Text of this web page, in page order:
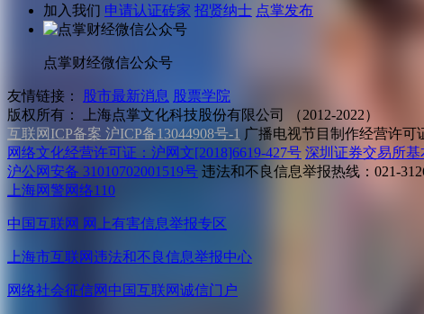
加入我们 申请认证砖家 招贤纳士 点掌发布
点掌财经微信公众号
友情链接： 股市最新消息 股票学院
版权所有：
上海点掌文化科技股份有限公司 （2012-2022）
互联网ICP备案 沪ICP备13044908号-1 广播电视节目制作经营许可
网络文化经营许可证：沪网文[2018]6619-427号 深圳证券交易所
沪公网安备 31010702001519号 违法和不良信息举报热线：021-
上海网警网络110
中国互联网 网上有害信息举报专区
上海市互联网违法和不良信息举报中心
网络社会征信网 中国互联网诚信门户